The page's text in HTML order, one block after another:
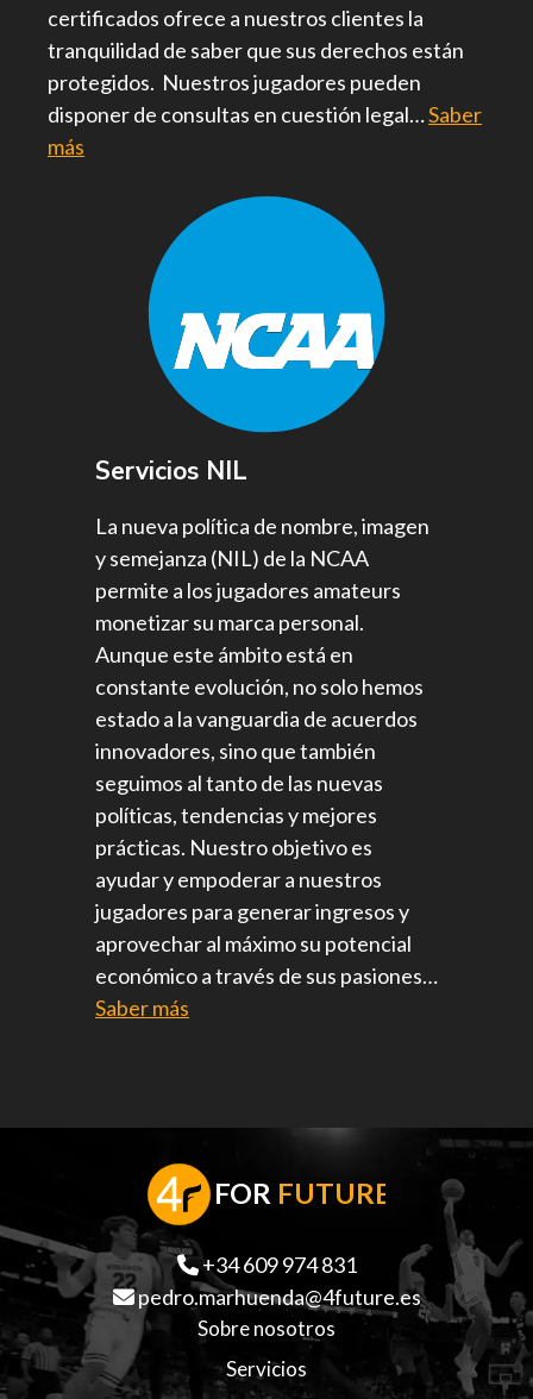
certificados ofrece a nuestros clientes la
tranquilidad de saber que sus derechos están
protegidos. Nuestros jugadores pueden
disponer de consultas en cuestión legal…Saber
más
Servicios NIL
La nueva política de nombre, imagen
y semejanza (NIL) de la NCAA
permite a los jugadores amateurs
monetizar su marca personal.
Aunque este ámbito está en
constante evolución, no solo hemos
estado a la vanguardia de acuerdos
innovadores, sino que también
seguimos al tanto de las nuevas
políticas, tendencias y mejores
prácticas. Nuestro objetivo es
ayudar y empoderar a nuestros
jugadores para generar ingresos y
aprovechar al máximo su potencial
económico a través de sus pasiones…
Saber más
FOR FUTURE
+34 609 974 831
pedro.marhuenda@4future.es
Sobre nosotros
Servicios